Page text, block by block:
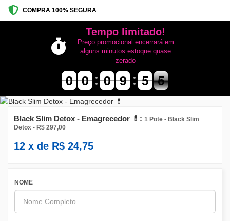
COMPRA 100% SEGURA
Tempo limitado!
Preço promocional encerrará em
alguns minutos estoque quase
zerado
9
9
0
0 9
9
0
0 1
0
0 0
9
9 0
5
5 6
5
5
Black Slim Detox - Emagrecedor 💊: 1 Pote - Black Slim
Detox - R$ 297,00
12 x de R$ 24,75
NOME